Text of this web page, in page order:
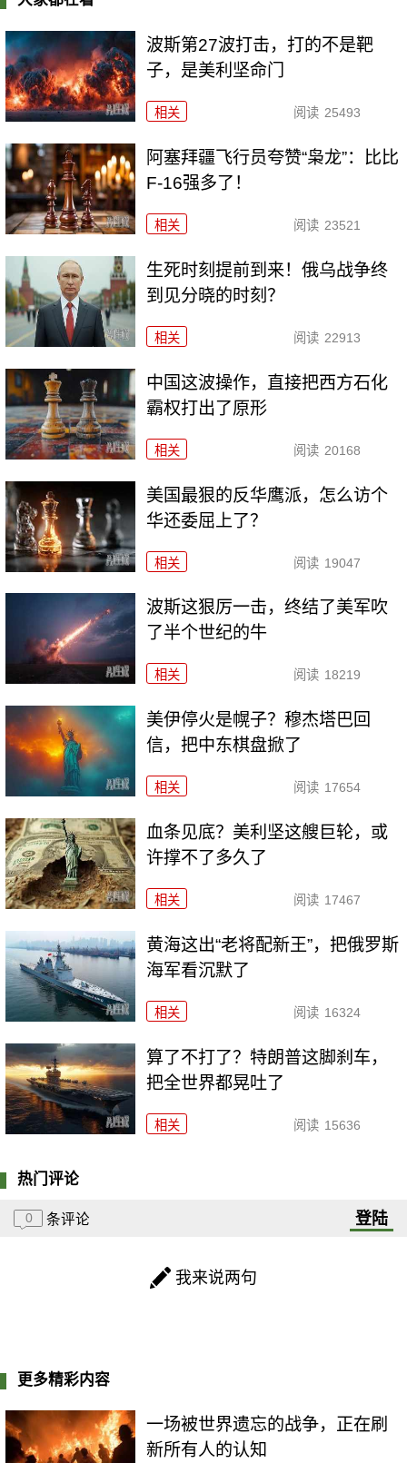
波斯第27波打击，打的不是靶
子，是美利坚命门
相关 阅读 25493
阿塞拜疆飞行员夸赞“枭龙”：比比
F-16强多了！
相关 阅读 23521
生死时刻提前到来！俄乌战争终
到见分晓的时刻？
相关 阅读 22913
中国这波操作，直接把西方石化
霸权打出了原形
相关 阅读 20168
美国最狠的反华鹰派，怎么访个
华还委屈上了？
相关 阅读 19047
波斯这狠厉一击，终结了美军吹
了半个世纪的牛
相关 阅读 18219
美伊停火是幌子？穆杰塔巴回
信，把中东棋盘掀了
相关 阅读 17654
血条见底？美利坚这艘巨轮，或
许撑不了多久了
相关 阅读 17467
黄海这出“老将配新王”，把俄罗斯
海军看沉默了
相关 阅读 16324
算了不打了？特朗普这脚刹车，
把全世界都晃吐了
相关 阅读 15636
热门评论
0 条评论 登陆
我来说两句
更多精彩内容
一场被世界遗忘的战争，正在刷
新所有人的认知